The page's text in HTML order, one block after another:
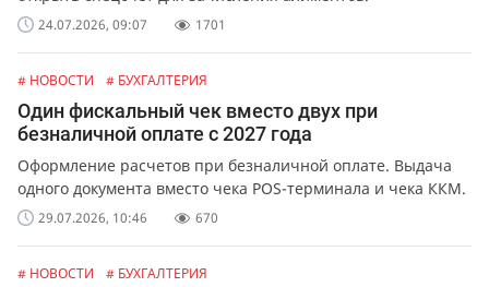
24.07.2026, 09:07 1701
# НОВОСТИ # БУХГАЛТЕРИЯ
Один фискальный чек вместо двух при
безналичной оплате с 2027 года
Оформление расчетов при безналичной оплате. Выдача
одного документа вместо чека POS-терминала и чека ККМ.
29.07.2026, 10:46 670
# НОВОСТИ # БУХГАЛТЕРИЯ